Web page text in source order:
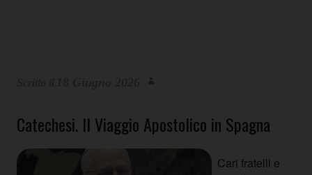
Catechesi. Il Viaggio Apostolico in Spagna
Cari fratelli e